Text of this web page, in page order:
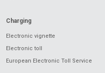
Charging
Electronic vignette
Electronic toll
European Electronic Toll Service